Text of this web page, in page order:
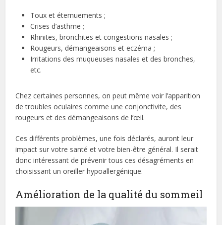
Toux et éternuements ;
Crises d’asthme ;
Rhinites, bronchites et congestions nasales ;
Rougeurs, démangeaisons et eczéma ;
Irritations des muqueuses nasales et des bronches,
etc.
Chez certaines personnes, on peut même voir l’apparition
de troubles oculaires comme une conjonctivite, des
rougeurs et des démangeaisons de l’œil.
Ces différents problèmes, une fois déclarés, auront leur
impact sur votre santé et votre bien-être général. Il serait
donc intéressant de prévenir tous ces désagréments en
choisissant un oreiller hypoallergénique.
Amélioration de la qualité du sommeil